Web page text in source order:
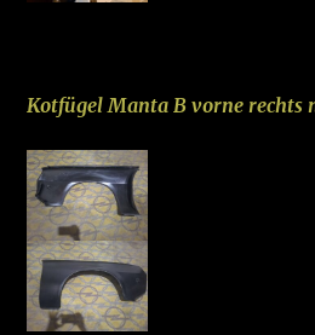
Kotfügel Manta B vorne rechts